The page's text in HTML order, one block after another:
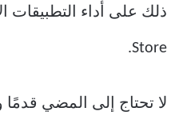
Store.
لا تحتاج إلى المضي